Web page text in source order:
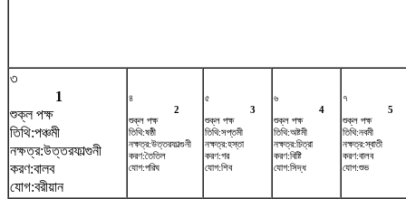
৩
1
শুক্ল পক্ষ
তিথি:পঞ্চমী
নক্ষত্র:উত্তরফাল্গুনী
করণ:বালব
যোগ:বরীয়ান
৪
2
শুক্ল পক্ষ
তিথি:ষষ্ঠী
নক্ষত্র:উত্তরফাল্গুনী
করণ:তৈতিল
যোগ:পরিঘ
৫
3
শুক্ল পক্ষ
তিথি:সপ্তমী
নক্ষত্র:হস্তা
করণ:গর
যোগ:শিব
৬
4
শুক্ল পক্ষ
তিথি:অষ্টমী
নক্ষত্র:চিত্রা
করণ:বিষ্টি
যোগ:সিদ্ধ
৭
5
শুক্ল পক্ষ
তিথি:নবমী
নক্ষত্র:স্বাতী
করণ:বালব
যোগ:শুভ